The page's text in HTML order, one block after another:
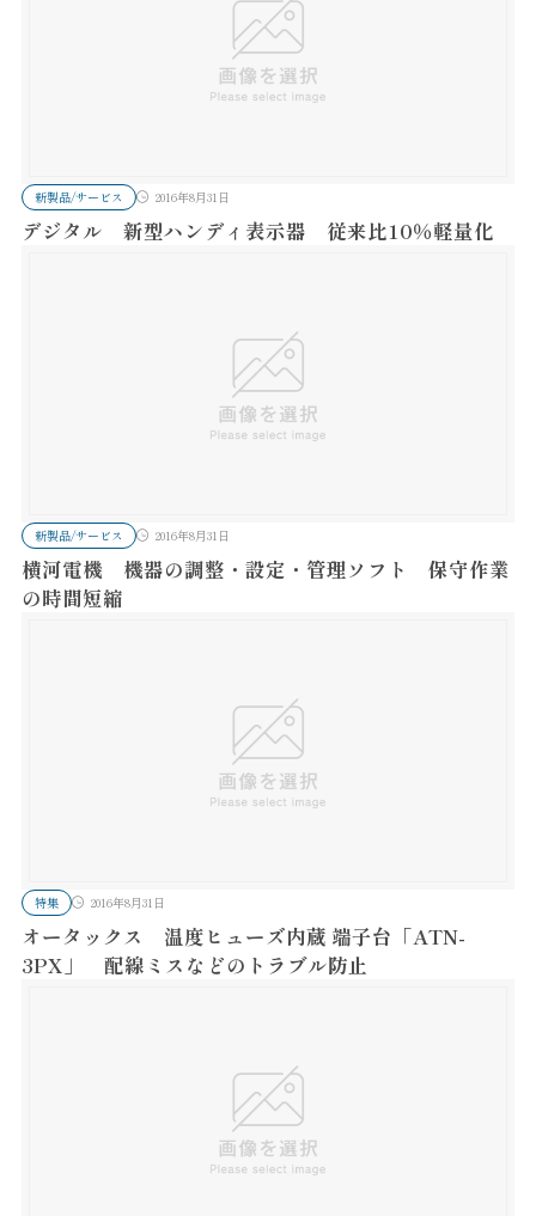
新製品/サービス 2016年8月31日
デジタル 新型ハンディ表示器 従来比10％軽量化
新製品/サービス 2016年8月31日
横河電機 機器の調整・設定・管理ソフト 保守作業
の時間短縮
特集 2016年8月31日
オータックス 温度ヒューズ内蔵 端子台「ATN-
3PX」 配線ミスなどのトラブル防止